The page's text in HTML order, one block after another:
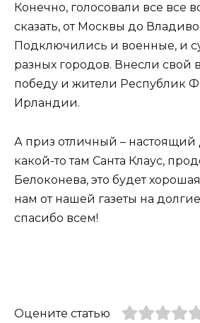
Конечно, голосовали все все
сказать, от Москвы до
Подключились и военные, и
разных городов. Внесли свой
победу и жители Республик
Ирландии.
А приз отличный – настоящий
какой-то там Санта Клаус,
Белоконева, это будет
нам от нашей газеты на
спасибо всем!
Оцените статью